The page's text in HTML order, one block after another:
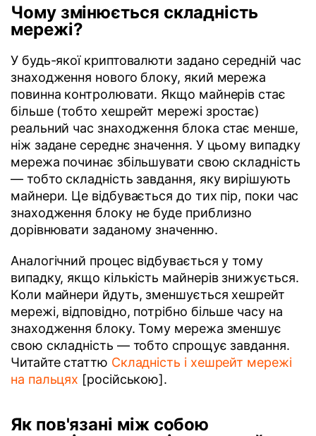
Чому змінюється складність
мережі?
У будь-якої криптовалюти задано середній час
знаходження нового блоку, який мережа
повинна контролювати. Якщо майнерів стає
більше (тобто хешрейт мережі зростає)
реальний час знаходження блока стає менше,
ніж задане середнє значення. У цьому випадку
мережа починає збільшувати свою складність
— тобто складність завдання, яку вирішують
майнери. Це відбувається до тих пір, поки час
знаходження блоку не буде приблизно
дорівнювати заданому значенню.
Аналогічний процес відбувається у тому
випадку, якщо кількість майнерів знижується.
Коли майнери йдуть, зменшується хешрейт
мережі, відповідно, потрібно більше часу на
знаходження блоку. Тому мережа зменшує
свою складність — тобто спрощує завдання.
Читайте статтю Складність і хешрейт мережі
на пальцях [російською].
Як пов'язані між собою